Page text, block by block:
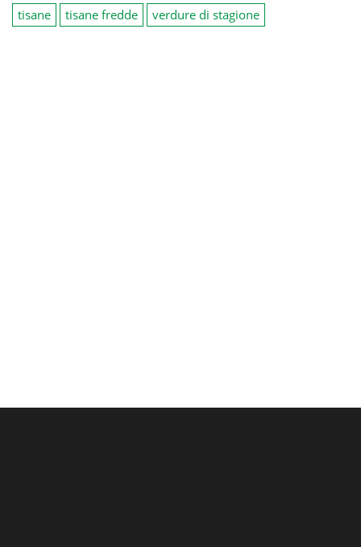
tisane
tisane fredde verdure di stagione